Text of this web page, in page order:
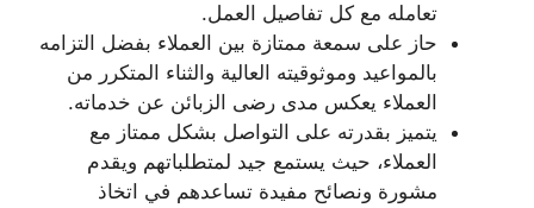
تعامله مع كل تفاصيل العمل.
حاز على سمعة ممتازة بين العملاء بفضل التزامه
بالمواعيد وموثوقيته العالية والثناء المتكرر من
العملاء يعكس مدى رضى الزبائن عن خدماته.
يتميز بقدرته على التواصل بشكل ممتاز مع
العملاء، حيث يستمع جيد لمتطلباتهم ويقدم
مشورة ونصائح مفيدة تساعدهم في اتخاذ